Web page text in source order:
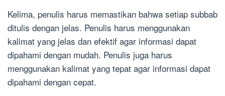
Kelima, penulis harus memastikan bahwa setiap subbab
ditulis dengan jelas. Penulis harus menggunakan
kalimat yang jelas dan efektif agar informasi dapat
dipahami dengan mudah. Penulis juga harus
menggunakan kalimat yang tepat agar informasi dapat
dipahami dengan cepat.